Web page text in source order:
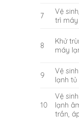
7
Vệ
trì máy
8
Khử
máy
9
Vệ
lạnh tủ
10
Vệ
lạnh
trần,